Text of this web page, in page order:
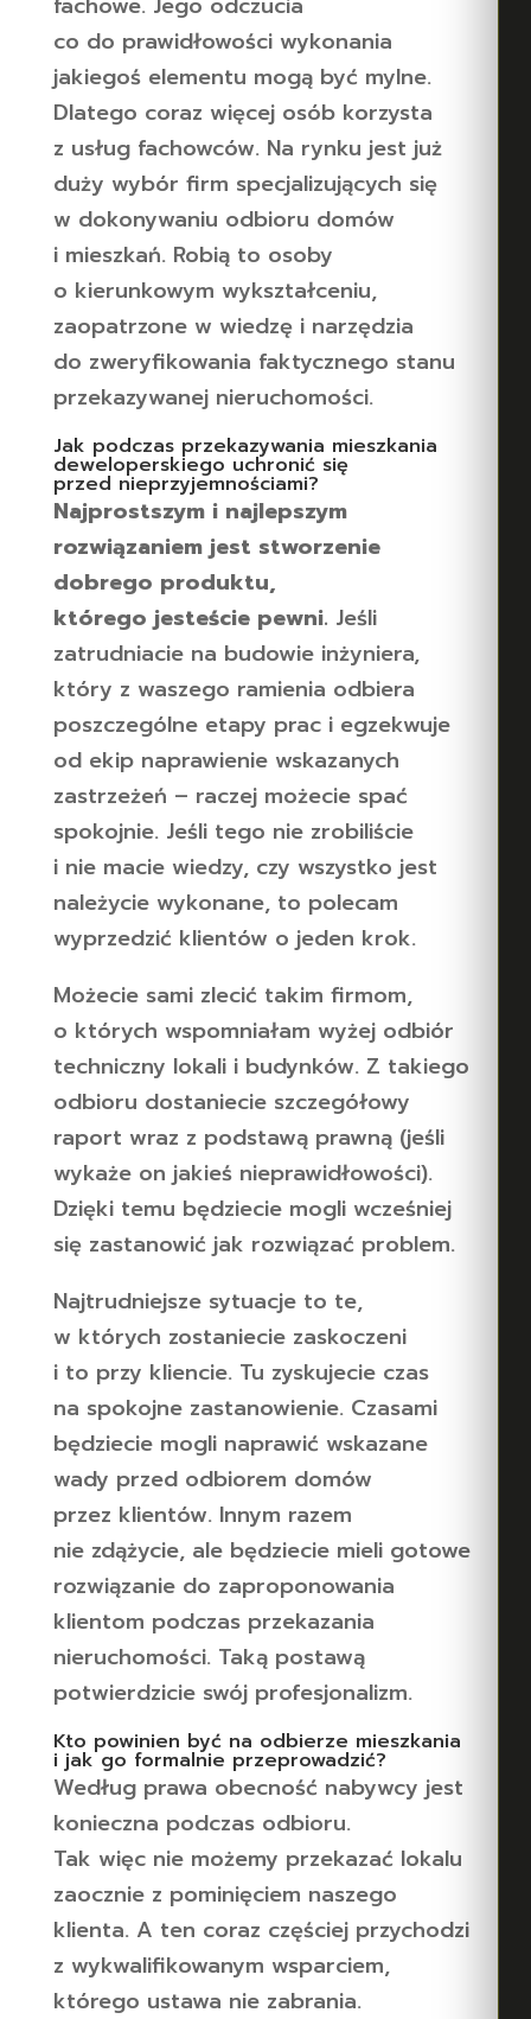
co do prawidłowości wykonania
jakiegoś elementu mogą być mylne.
Dlatego coraz więcej osób korzysta
z usług fachowców. Na rynku jest już
duży wybór firm specjalizujących się
w dokonywaniu odbioru domów
i mieszkań. Robią to osoby
o kierunkowym wykształceniu,
zaopatrzone w wiedzę i narzędzia
do zweryfikowania faktycznego stanu
przekazywanej nieruchomości.
Jak podczas przekazywania mieszkania
deweloperskiego uchronić się
przed nieprzyjemnościami?
Najprostszym i najlepszym
rozwiązaniem jest stworzenie
dobrego produktu,
którego jesteście pewni. Jeśli
zatrudniacie na budowie inżyniera,
który z waszego ramienia odbiera
poszczególne etapy prac i egzekwuje
od ekip naprawienie wskazanych
zastrzeżeń – raczej możecie spać
spokojnie. Jeśli tego nie zrobiliście
i nie macie wiedzy, czy wszystko jest
należycie wykonane, to polecam
wyprzedzić klientów o jeden krok.
Możecie sami zlecić takim firmom,
o których wspomniałam wyżej odbiór
techniczny lokali i budynków. Z takiego
odbioru dostaniecie szczegółowy
raport wraz z podstawą prawną (jeśli
wykaże on jakieś nieprawidłowości).
Dzięki temu będziecie mogli wcześniej
się zastanowić jak rozwiązać problem.
Najtrudniejsze sytuacje to te,
w których zostaniecie zaskoczeni
i to przy kliencie. Tu zyskujecie czas
na spokojne zastanowienie. Czasami
będziecie mogli naprawić wskazane
wady przed odbiorem domów
przez klientów. Innym razem
nie zdążycie, ale będziecie mieli gotowe
rozwiązanie do zaproponowania
klientom podczas przekazania
nieruchomości. Taką postawą
potwierdzicie swój profesjonalizm.
Kto powinien być na odbierze mieszkania
i jak go formalnie przeprowadzić?
Według prawa obecność nabywcy jest
konieczna podczas odbioru.
Tak więc nie możemy przekazać lokalu
zaocznie z pominięciem naszego
klienta. A ten coraz częściej przychodzi
z wykwalifikowanym wsparciem,
którego ustawa nie zabrania.